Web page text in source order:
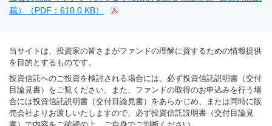
裁）（PDF：610.0 KB）
当サイトは、投資家の皆さまがファンドの理解に資するための情報提供
を目的とするものです。
投資信託へのご投資を検討される場合には、必ず投資信託説明書（交付
目論見書）をご覧ください。また、ファンドの取得のお申込みを行う場
合には投資信託説明書（交付目論見書）をあらかじめ、または同時に販
売会社よりお渡しいたしますので、必ず投資信託説明書（交付目論見